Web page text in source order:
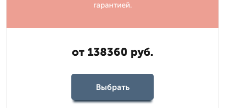
гарантией.
от 138360 руб.
Выбрать